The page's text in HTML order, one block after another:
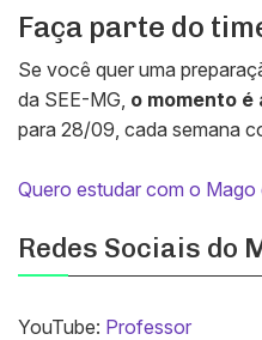
Faça parte do
Se você quer uma
da SEE-MG, o momento é
para 28/09, cada semana
Quero estudar com o
Redes Sociais do
YouTube: Professor